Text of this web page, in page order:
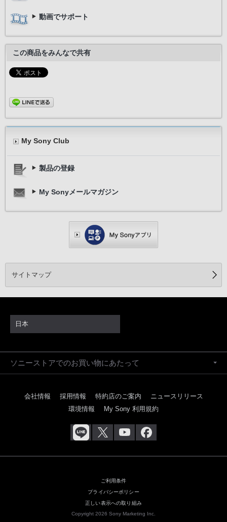
動画でサポート
この商品をみんなで共有
My Sony Club
製品の登録
My Sonyメールマガジン
サイトマップ
日本
ソニーストアでのお買い物にあたって
会社情報 採用情報 特約店のご案内
ニュースリリース
環境情報
My Sony 利用規約
ご利用条件
プライバシーポリシー
正しい表示への取り組み
Copyright 2026 Sony Marketing Inc.